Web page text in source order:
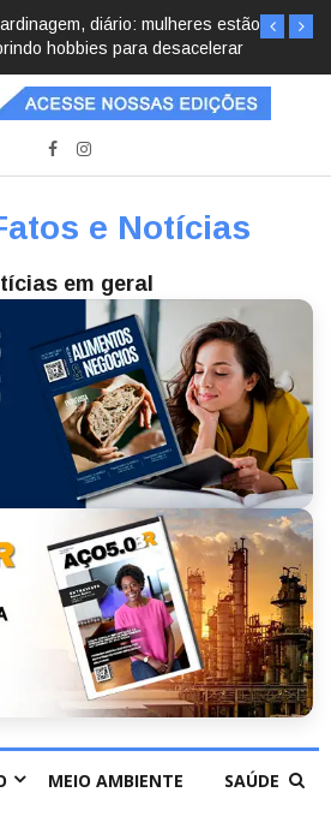
diário: mulheres estão
hobbies para desacelerar
e Notícias
em geral
MEIO AMBIENTE SAÚDE